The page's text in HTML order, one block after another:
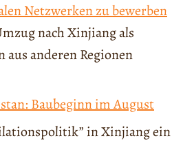
Netzwerken zu bewerben
nach Xinjiang als
aus anderen Regionen
Baubeginn im August
in Xinjiang ein